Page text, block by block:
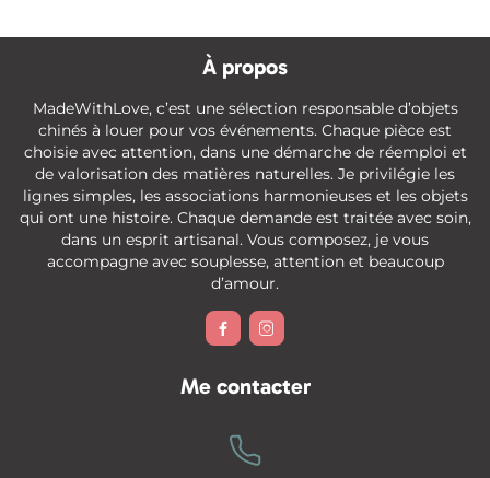
À propos
MadeWithLove, c’est une sélection responsable d’objets
chinés à louer pour vos événements. Chaque pièce est
choisie avec attention, dans une démarche de réemploi et
de valorisation des matières naturelles. Je privilégie les
lignes simples, les associations harmonieuses et les objets
qui ont une histoire. Chaque demande est traitée avec soin,
dans un esprit artisanal. Vous composez, je vous
accompagne avec souplesse, attention et beaucoup
d’amour.
 
Me contacter